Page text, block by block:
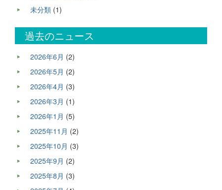
未分類 (1)
過去のニュース
2026年6月 (2)
2026年5月 (2)
2026年4月 (3)
2026年3月 (1)
2026年1月 (5)
2025年11月 (2)
2025年10月 (3)
2025年9月 (2)
2025年8月 (3)